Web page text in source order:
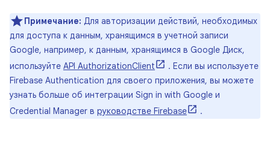
Примечание: Для авторизации действий, необходимых
для доступа к данным, хранящимся в учетной записи
Google, например, к данным, хранящимся в Google Диск,
используйте API AuthorizationClient
. Если вы используете
Firebase Authentication для своего приложения, вы можете
узнать больше об интеграции Sign in with Google и
Credential Manager в руководстве Firebase .